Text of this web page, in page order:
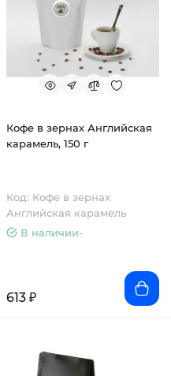
Кофе в зернах Английская
карамель, 150 г
Код: Кофе в зернах
Английская карамель
В наличии-
613 ₽